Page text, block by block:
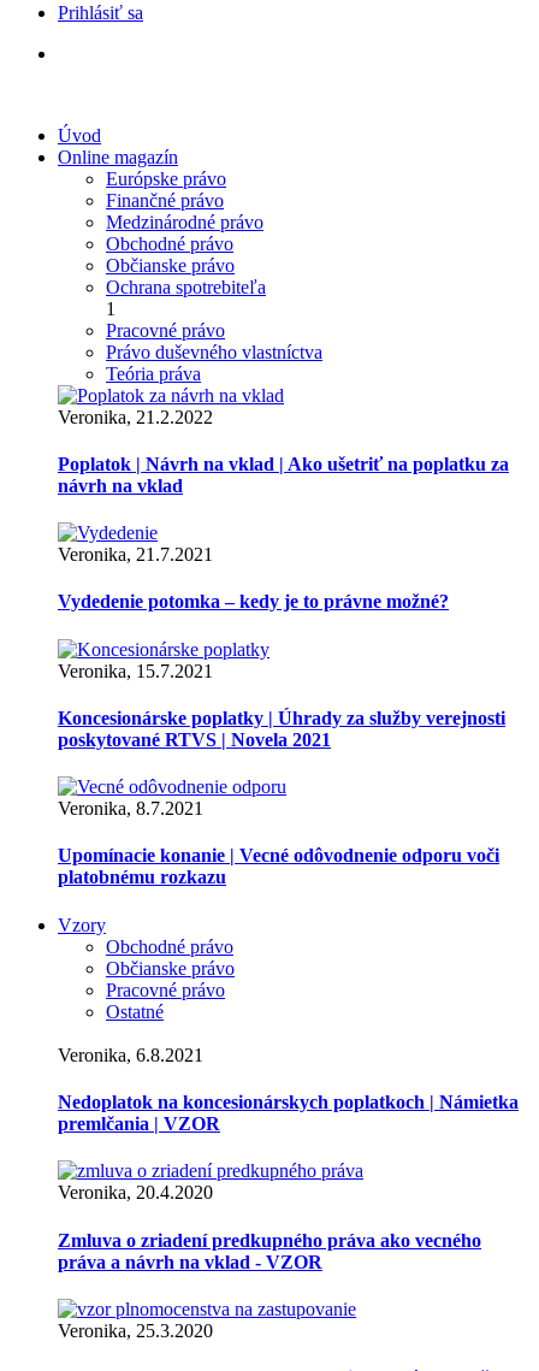
Prihlásiť sa
Úvod
Online magazín
Európske právo
Finančné právo
Medzinárodné právo
Obchodné právo
Občianske právo
Ochrana spotrebiteľa
1
Pracovné právo
Právo duševného vlastníctva
Teória práva
Veronika, 21.2.2022
Poplatok | Návrh na vklad | Ako ušetriť na poplatku za
návrh na vklad
Veronika, 21.7.2021
Vydedenie potomka – kedy je to právne možné?
Veronika, 15.7.2021
Koncesionárske poplatky | Úhrady za služby verejnosti
poskytované RTVS | Novela 2021
Veronika, 8.7.2021
Upomínacie konanie | Vecné odôvodnenie odporu voči
platobnému rozkazu
Vzory
Obchodné právo
Občianske právo
Pracovné právo
Ostatné
Veronika, 6.8.2021
Nedoplatok na koncesionárskych poplatkoch | Námietka
premlčania | VZOR
Veronika, 20.4.2020
Zmluva o zriadení predkupného práva ako vecného
práva a návrh na vklad - VZOR
Veronika, 25.3.2020